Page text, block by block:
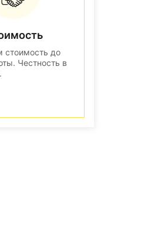
стоимость до
Честность в